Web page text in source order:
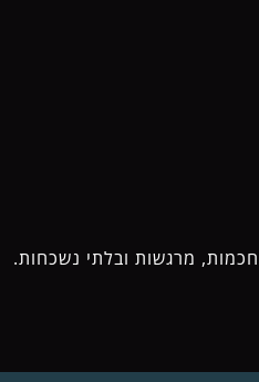
חכמות, מרגשות ובלתי נשכחות.